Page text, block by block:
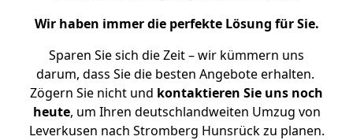
Wir haben immer die perfekte Lösung für Sie.
Sparen Sie sich die Zeit – wir kümmern uns
darum, dass Sie die besten Angebote erhalten.
Zögern Sie nicht und kontaktieren Sie uns noch
heute, um Ihren deutschlandweiten Umzug von
Leverkusen nach Stromberg Hunsrück zu planen.